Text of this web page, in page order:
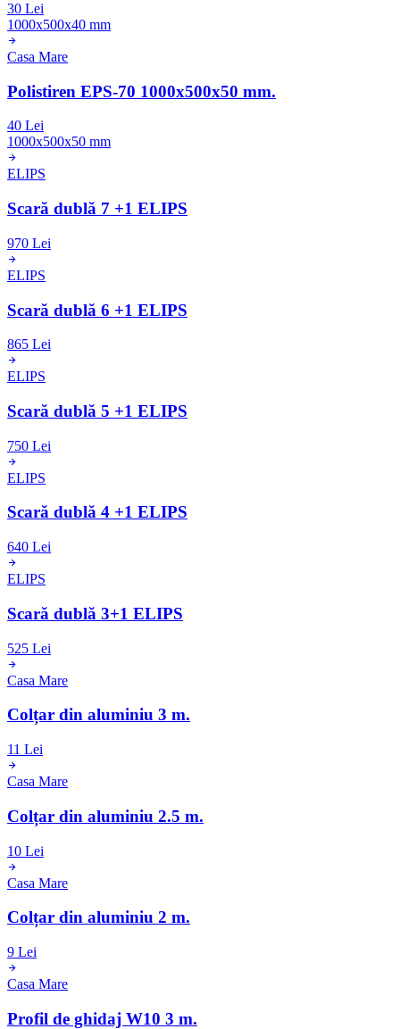
30 Lei
1000x500x40 mm
Casa Mare
Polistiren EPS-70 1000x500x50 mm.
40 Lei
1000x500x50 mm
ELIPS
Scară dublă 7 +1 ELIPS
970 Lei
ELIPS
Scară dublă 6 +1 ELIPS
865 Lei
ELIPS
Scară dublă 5 +1 ELIPS
750 Lei
ELIPS
Scară dublă 4 +1 ELIPS
640 Lei
ELIPS
Scară dublă 3+1 ELIPS
525 Lei
Casa Mare
Colțar din aluminiu 3 m.
11 Lei
Casa Mare
Colțar din aluminiu 2.5 m.
10 Lei
Casa Mare
Colțar din aluminiu 2 m.
9 Lei
Casa Mare
Profil de ghidaj W10 3 m.